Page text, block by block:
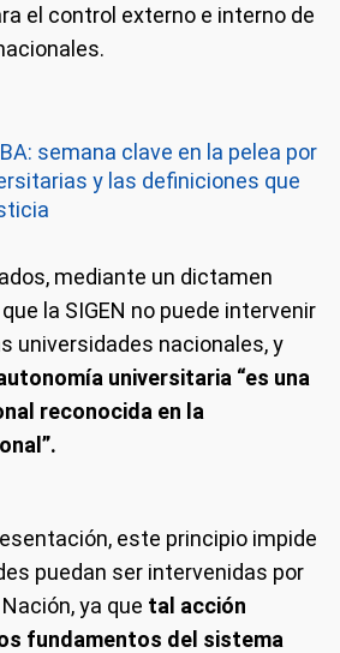
el control externo e interno de
semana clave en la pelea por
y las definiciones que
mediante un dictamen
la SIGEN no puede intervenir
universidades nacionales, y
universitaria “es una
reconocida en la
este principio impide
puedan ser intervenidas por
ya que tal acción
fundamentos del sistema